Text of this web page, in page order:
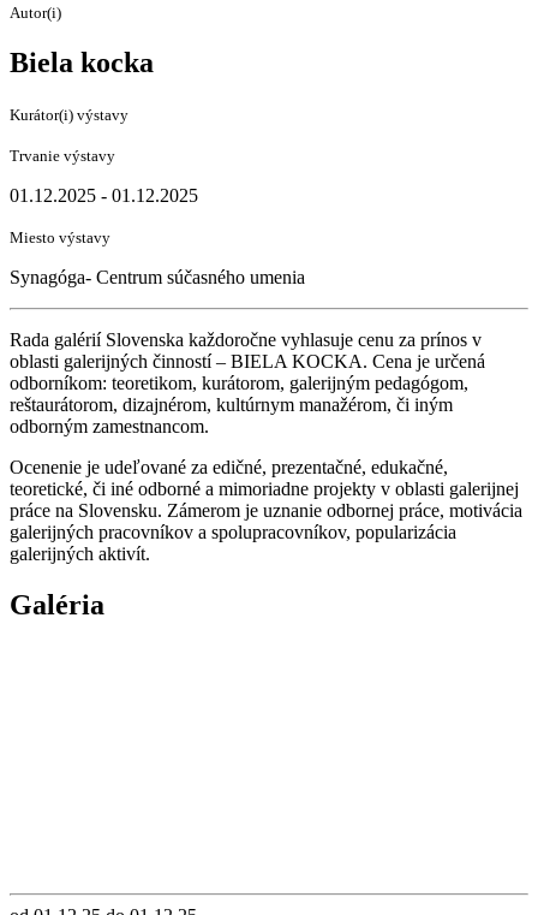
Autor(i)
Biela kocka
Kurátor(i) výstavy
Trvanie výstavy
01.12.2025 - 01.12.2025
Miesto výstavy
Synagóga- Centrum súčasného umenia
Rada galérií Slovenska každoročne vyhlasuje cenu za prínos v
oblasti galerijných činností – BIELA KOCKA. Cena je určená
odborníkom: teoretikom, kurátorom, galerijným pedagógom,
reštaurátorom, dizajnérom, kultúrnym manažérom, či iným
odborným zamestnancom.
Ocenenie je udeľované za edičné, prezentačné, edukačné,
teoretické, či iné odborné a mimoriadne projekty v oblasti galerijnej
práce na Slovensku. Zámerom je uznanie odbornej práce, motivácia
galerijných pracovníkov a spolupracovníkov, popularizácia
galerijných aktivít.
Galéria